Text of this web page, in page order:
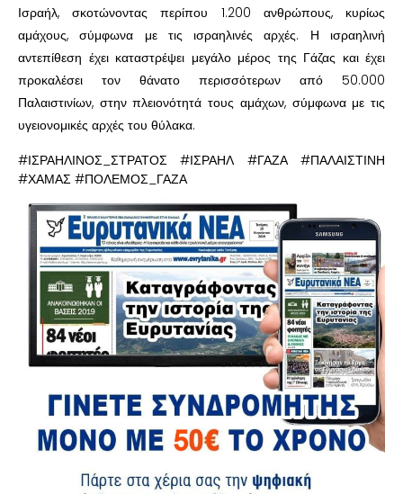
Ισραήλ, σκοτώνοντας περίπου 1.200 ανθρώπους, κυρίως
αμάχους, σύμφωνα με τις ισραηλινές αρχές. Η ισραηλινή
αντεπίθεση έχει καταστρέψει μεγάλο μέρος της Γάζας και έχει
προκαλέσει τον θάνατο περισσότερων από 50.000
Παλαιστινίων, στην πλειονότητά τους αμάχων, σύμφωνα με τις
υγειονομικές αρχές του θύλακα.
#ΙΣΡΑΗΛΙΝΟΣ_ΣΤΡΑΤΟΣ #ΙΣΡΑΗΛ #ΓΑΖΑ #ΠΑΛΑΙΣΤΙΝΗ
#ΧΑΜΑΣ #ΠΟΛΕΜΟΣ_ΓΑΖΑ